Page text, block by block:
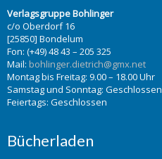
Verlagsgruppe Bohlinger
c/o Oberdorf 16
[25850] Bondelum
Fon: (+49) 48 43 – 205 325
Mail: bohlinger.dietrich@gmx.net
Montag bis Freitag: 9.00 – 18.00 Uhr
Samstag und Sonntag: Geschlossen
Feiertags: Geschlossen
Bücherladen